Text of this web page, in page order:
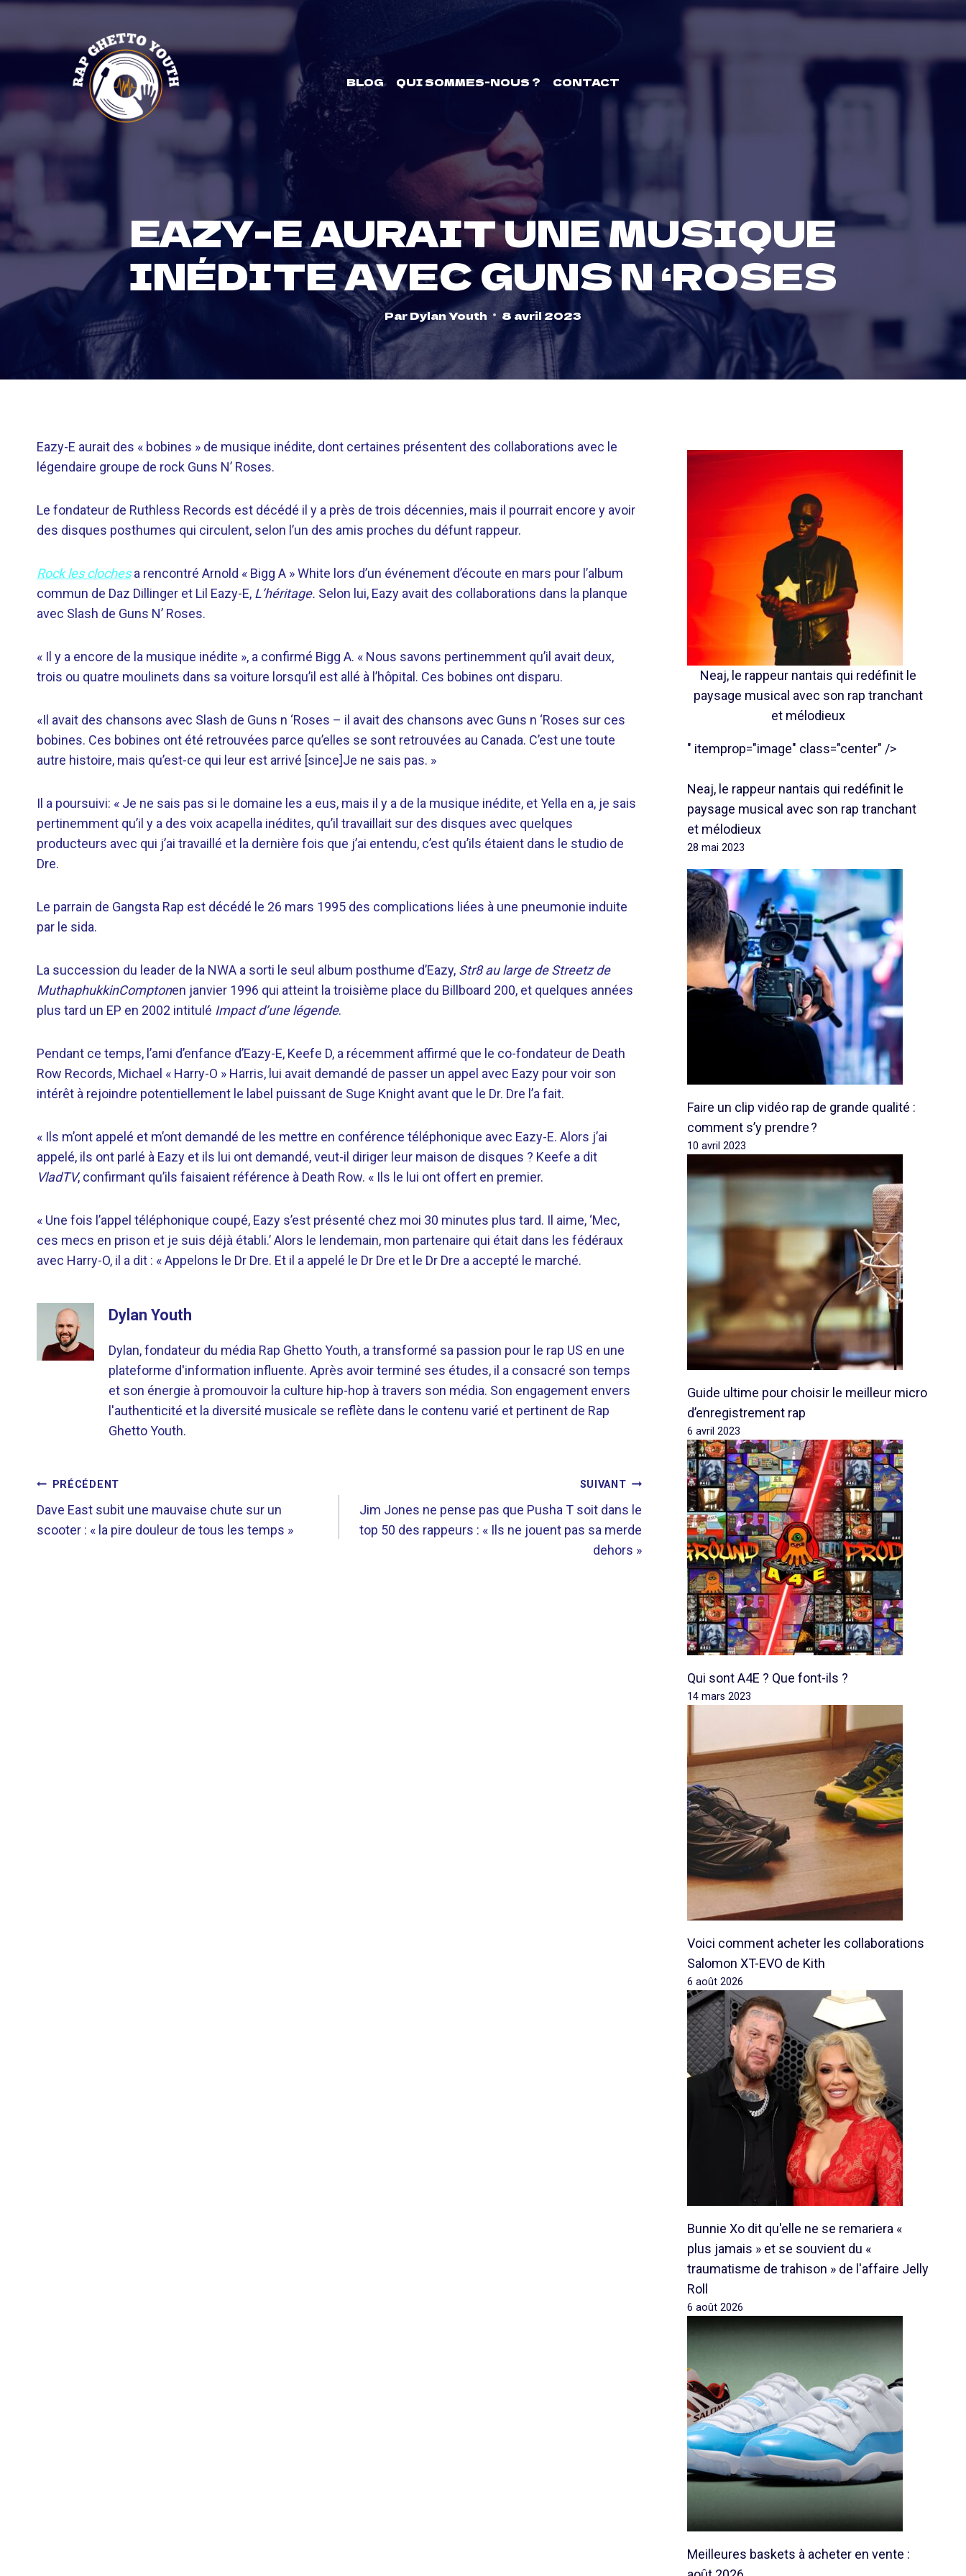
Skip
content
BLOG QUI SOMMES-NOUS ? CONTACT
EAZY-E AURAIT UNE MUSIQUE
INÉDITE AVEC GUNS N ‘ROSES
ParDylan Youth 8 avril 2023
Eazy-E aurait des « bobines » de musique inédite, dont certaines présentent des collaborations avec le
légendaire groupe de rock Guns N’ Roses.
Le fondateur de Ruthless Records est décédé il y a près de trois décennies, mais il pourrait encore y avoir
des disques posthumes qui circulent, selon l’un des amis proches du défunt rappeur.
Rock les clochesa rencontré Arnold « Bigg A » White lors d’un événement d’écoute en mars pour l’album
commun de Daz Dillinger et Lil Eazy-E, L’héritage. Selon lui, Eazy avait des collaborations dans la planque
avec Slash de Guns N’ Roses.
« Il y a encore de la musique inédite », a confirmé Bigg A. « Nous savons pertinemment qu’il avait deux,
trois ou quatre moulinets dans sa voiture lorsqu’il est allé à l’hôpital. Ces bobines ont disparu.
«Il avait des chansons avec Slash de Guns n ‘Roses – il avait des chansons avec Guns n ‘Roses sur ces
bobines. Ces bobines ont été retrouvées parce qu’elles se sont retrouvées au Canada. C’est une toute
autre histoire, mais qu’est-ce qui leur est arrivé [since]Je ne sais pas. »
Il a poursuivi: « Je ne sais pas si le domaine les a eus, mais il y a de la musique inédite, et Yella en a, je sais
pertinemment qu’il y a des voix acapella inédites, qu’il travaillait sur des disques avec quelques
producteurs avec qui j’ai travaillé et la dernière fois que j’ai entendu, c’est qu’ils étaient dans le studio de
Dre.
Le parrain de Gangsta Rap est décédé le 26 mars 1995 des complications liées à une pneumonie induite
par le sida.
La succession du leader de la NWA a sorti le seul album posthume d’Eazy, Str8 au large de Streetz de
MuthaphukkinComptonen janvier 1996 qui atteint la troisième place du Billboard 200, et quelques années
plus tard un EP en 2002 intitulé Impact d’une légende.
Pendant ce temps, l’ami d’enfance d’Eazy-E, Keefe D, a récemment affirmé que le co-fondateur de Death
Row Records, Michael « Harry-O » Harris, lui avait demandé de passer un appel avec Eazy pour voir son
intérêt à rejoindre potentiellement le label puissant de Suge Knight avant que le Dr. Dre l’a fait.
« Ils m’ont appelé et m’ont demandé de les mettre en conférence téléphonique avec Eazy-E. Alors j’ai
appelé, ils ont parlé à Eazy et ils lui ont demandé, veut-il diriger leur maison de disques ? Keefe a dit
VladTV, confirmant qu’ils faisaient référence à Death Row. « Ils le lui ont offert en premier.
« Une fois l’appel téléphonique coupé, Eazy s’est présenté chez moi 30 minutes plus tard. Il aime, ‘Mec,
ces mecs en prison et je suis déjà établi.’ Alors le lendemain, mon partenaire qui était dans les fédéraux
avec Harry-O, il a dit : « Appelons le Dr Dre. Et il a appelé le Dr Dre et le Dr Dre a accepté le marché.
Dylan Youth
Dylan, fondateur du média Rap Ghetto Youth, a transformé sa passion pour le rap US en une
plateforme d'information influente. Après avoir terminé ses études, il a consacré son temps
et son énergie à promouvoir la culture hip-hop à travers son média. Son engagement envers
l'authenticité et la diversité musicale se reflète dans le contenu varié et pertinent de Rap
Ghetto Youth.
NAVIGATION
DE
PRÉCÉDENT
Dave East subit une mauvaise chute sur un
scooter : « la pire douleur de tous les temps »
SUIVANT
Jim Jones ne pense pas que Pusha T soit dans le
top 50 des rappeurs : « Ils ne jouent pas sa merde
dehors »
Neaj, le rappeur nantais qui redéfinit le
paysage musical avec son rap tranchant
et mélodieux
" itemprop="image" class="center" />
Neaj, le rappeur nantais qui redéfinit le
paysage musical avec son rap tranchant
et mélodieux
28 mai 2023
Faire un clip vidéo rap de grande qualité :
comment s’y prendre ?
10 avril 2023
Guide ultime pour choisir le meilleur micro
d’enregistrement rap
6 avril 2023
Qui sont A4E ? Que font-ils ?
14 mars 2023
Voici comment acheter les collaborations
Salomon XT-EVO de Kith
6 août 2026
Bunnie Xo dit qu'elle ne se remariera «
plus jamais » et se souvient du «
traumatisme de trahison » de l'affaire Jelly
Roll
6 août 2026
Meilleures baskets à acheter en vente :